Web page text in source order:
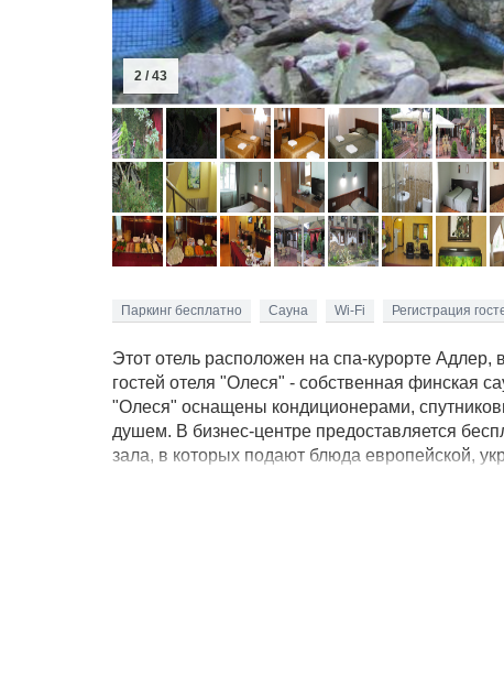
3 / 43
Паркинг бесплатно Сауна Wi-Fi Регистрация
Этот отель расположен на спа-курорте
гостей отеля "Олеся" - собственная финская
"Олеся" оснащены кондиционерами,
душем. В бизнес-центре предоставляется
зала, в которых подают блюда европейской,
просторной террасе. Отель "Олеся"